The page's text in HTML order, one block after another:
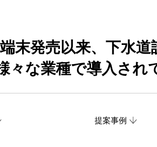
末発売以来、下水
々な業種で導入され
提案事例